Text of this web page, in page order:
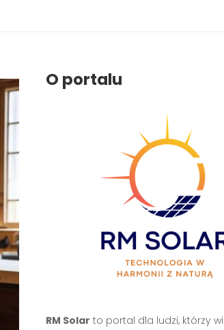
O portalu
RM Solar to portal dla ludzi, którzy